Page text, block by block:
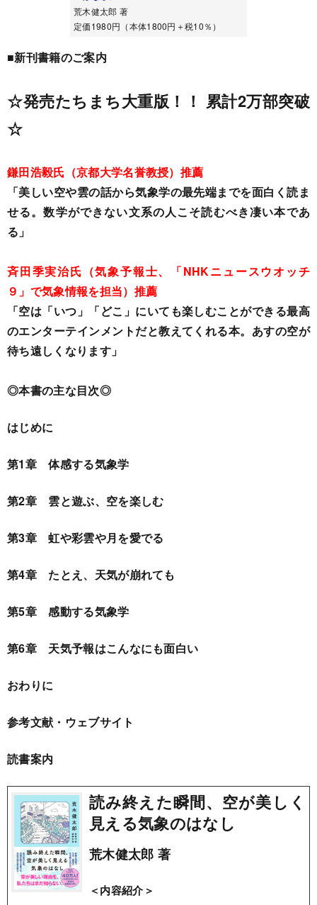
荒木健太郎 著
定価1980円（本体1800円＋税10％）
■新刊書籍のご案内
☆発売たちまち大重版！！ 累計2万部突破
☆
鎌田浩毅氏（京都大学名誉教授）推薦
「美しい空や雲の話から気象学の最先端までを面白く読ま
せる。数学ができない文系の人こそ読むべき凄い本であ
る」
斉田季実治氏（気象予報士、「NHKニュースウオッチ
９」で気象情報を担当）推薦
「空は「いつ」「どこ」にいても楽しむことができる最高
のエンターテインメントだと教えてくれる本。あすの空が
待ち遠しくなります」
◎本書の主な目次◎
はじめに
第1章 体感する気象学
第2章 雲と遊ぶ、空を楽しむ
第3章 虹や彩雲や月を愛でる
第4章 たとえ、天気が崩れても
第5章 感動する気象学
第6章 天気予報はこんなにも面白い
おわりに
参考文献・ウェブサイト
読書案内
読み終えた瞬間、空が美しく
見える気象のはなし
荒木健太郎 著
＜内容紹介＞